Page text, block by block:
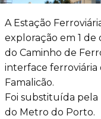
A Estação
exploração em 1
do Caminho de
interface ferroviária
Famalicão.
Foi substituída pela
do Metro do Porto.